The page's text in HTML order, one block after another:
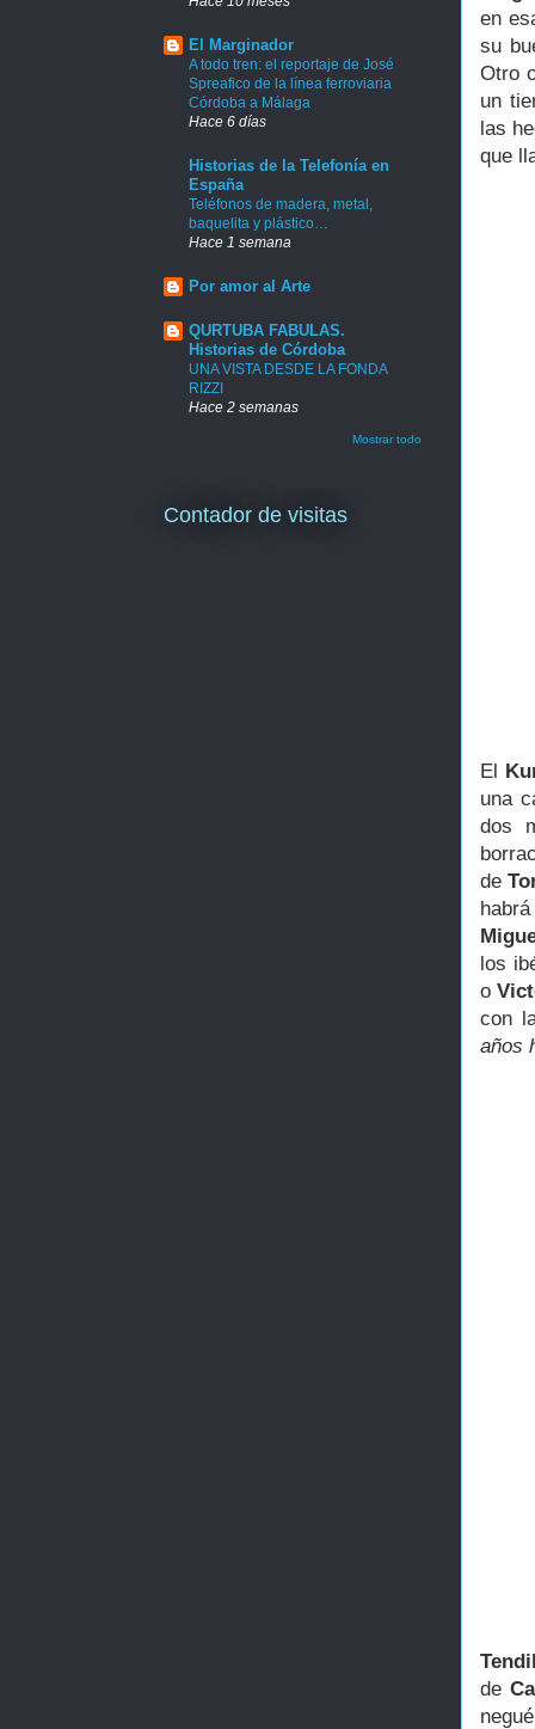
en
su
Otro
un
las
que
El
una
dos
de
los
o
con
años
de
El Marginador
A todo tren: el reportaje de José
Spreafico de la línea ferroviaria
Córdoba a Málaga
Hace 6 días
Historias de la Telefonía en
España
Teléfonos de madera, metal,
baquelita y plástico…
Hace 1 semana
Por amor al Arte
QURTUBA FABULAS.
Historias de Córdoba
UNA VISTA DESDE LA FONDA
RIZZI
Hace 2 semanas
Mostrar todo
Contador de visitas